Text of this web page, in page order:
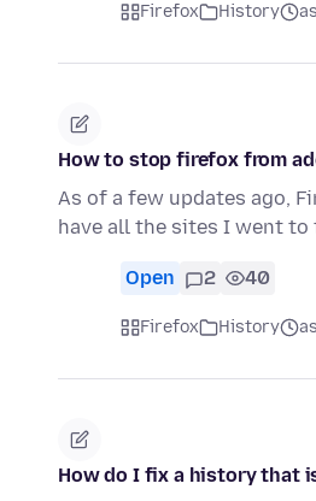
Firefox History
How to stop firefox from
As of a few updates ago,
have all the sites I went
Open 2 40
Firefox History
How do I fix a history that